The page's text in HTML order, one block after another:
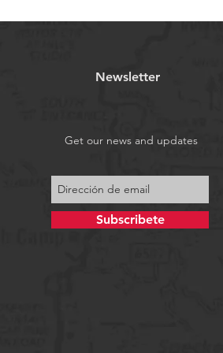
Newsletter
Get our news and updates
Subscribete